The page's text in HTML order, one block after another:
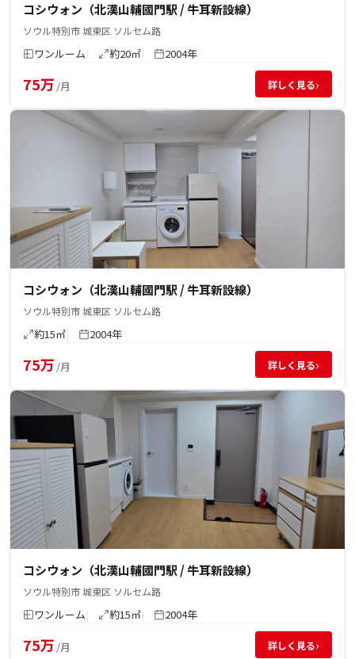
コシウォン（北漢山輔國門駅 / 牛耳新設線）
ソウル特別市 城東区 ソルセム路
ワンルーム 約20㎡ 2004年
75万 /月 詳しく見る›
コシウォン（北漢山輔國門駅 / 牛耳新設線）
ソウル特別市 城東区 ソルセム路
約15㎡ 2004年
75万 /月 詳しく見る›
コシウォン（北漢山輔國門駅 / 牛耳新設線）
ソウル特別市 城東区 ソルセム路
ワンルーム 約15㎡ 2004年
75万 /月 詳しく見る›